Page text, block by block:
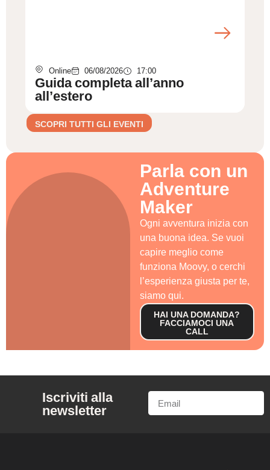
Online 06/08/2026 17:00
Guida completa all’anno
all’estero
SCOPRI TUTTI GLI EVENTI
Parla con un
Adventure
Maker
Ogni avventura inizia con
una buona idea. Se vuoi
capire meglio come
funziona Moovy, o cerchi
l’esperienza giusta per te,
siamo qui.
HAI UNA DOMANDA?
FACCIAMOCI UNA
CALL
Iscriviti alla
newsletter